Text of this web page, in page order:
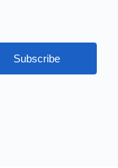
Subscribe